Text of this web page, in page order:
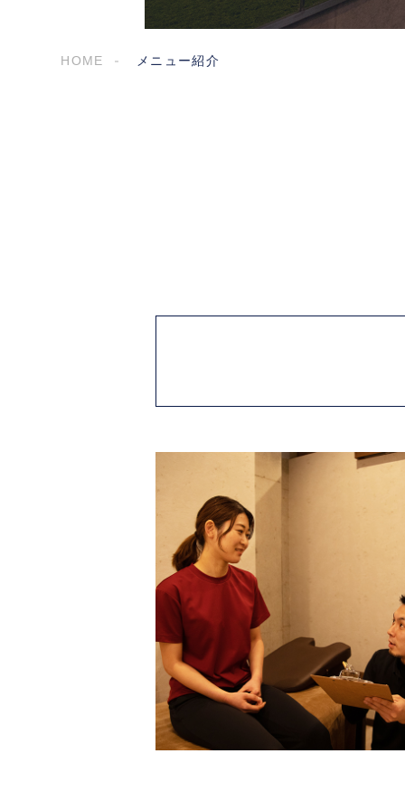
HOME メニュー紹介